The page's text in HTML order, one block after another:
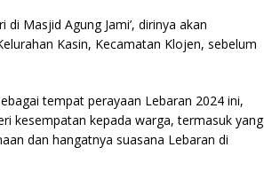
Masjid Agung Jami’, dirinya akan
Kasin, Kecamatan Klojen, sebelum
tempat perayaan Lebaran 2024 ini,
kesempatan kepada warga, termasuk yang
dan hangatnya suasana Lebaran di